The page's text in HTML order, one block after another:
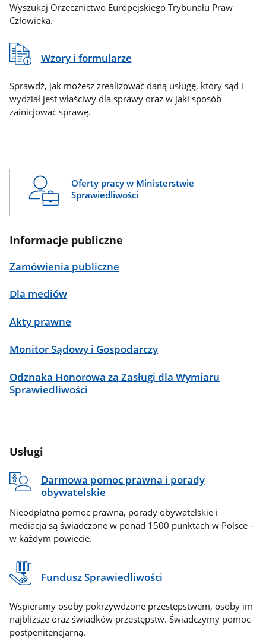
Wyszukaj Orzecznictwo Europejskiego Trybunału Praw
Człowieka.
Wzory i formularze
Sprawdź, jak możesz zrealizować daną usługę, który sąd i
wydział jest właściwy dla sprawy oraz w jaki sposób
zainicjować sprawę.
Oferty pracy w Ministerstwie
Sprawiedliwości
Informacje publiczne
Zamówienia publiczne
Dla mediów
Akty prawne
Monitor Sądowy i Gospodarczy
Odznaka Honorowa za Zasługi dla Wymiaru
Sprawiedliwości
Usługi
Darmowa pomoc prawna i porady
obywatelskie
Nieodpłatna pomoc prawna, porady obywatelskie i
mediacja są świadczone w ponad 1500 punktach w Polsce –
w każdym powiecie.
Fundusz Sprawiedliwości
Wspieramy osoby pokrzywdzone przestępstwem, osoby im
najbliższe oraz świadków przestępstw. Świadczymy pomoc
postpenitencjarną.